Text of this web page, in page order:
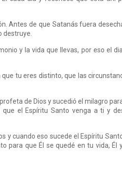
Antes de que Satanás fuera
destruye.
y la vida que llevas, por eso el
tu eres distinto, que las
de Dios y sucedió el milagro
el Espíritu Santo venga a ti y
y cuando eso sucede el Espíritu
para que Él se quedé en tu vida, Él